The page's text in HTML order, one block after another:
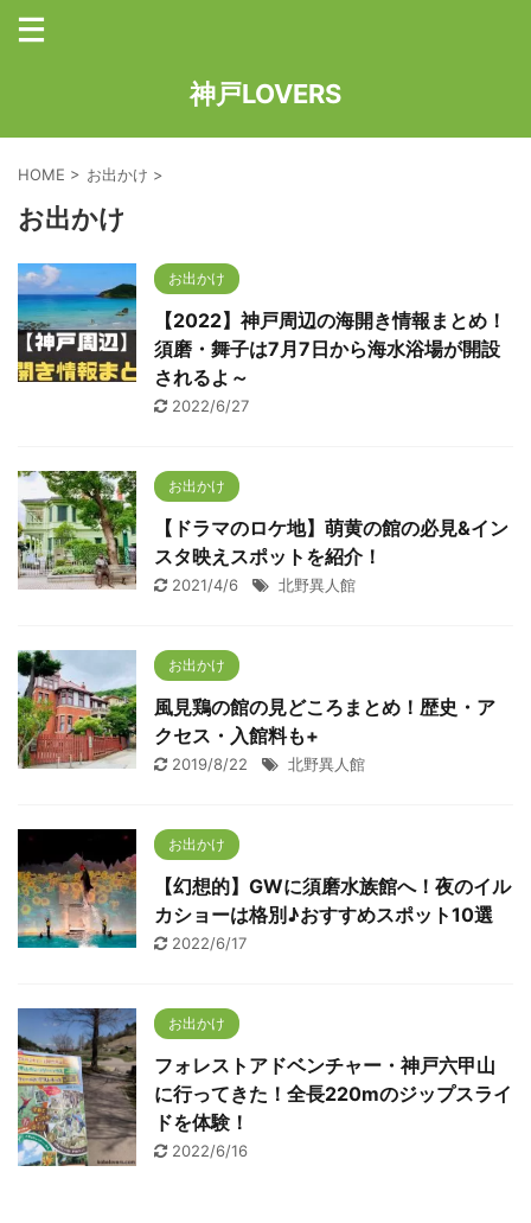
神戸LOVERS
HOME > お出かけ >
お出かけ
お出かけ
【2022】神戸周辺の海開き情報まとめ！
須磨・舞子は7月7日から海水浴場が開設
されるよ～
2022/6/27
お出かけ
【ドラマのロケ地】萌黄の館の必見&イン
スタ映えスポットを紹介！
2021/4/6 北野異人館
お出かけ
風見鶏の館の見どころまとめ！歴史・ア
クセス・入館料も+
2019/8/22 北野異人館
お出かけ
【幻想的】GWに須磨水族館へ！夜のイル
カショーは格別♪おすすめスポット10選
2022/6/17
お出かけ
フォレストアドベンチャー・神戸六甲山
に行ってきた！全長220mのジップスライ
ドを体験！
2022/6/16